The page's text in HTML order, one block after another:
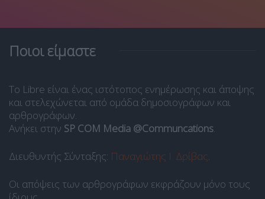
Ποιοι είμαστε
Το Libre είναι ένας ιστότοπος ενημέρωσης και άποψης
και στελεχώνεται από ομάδα δημοσιογράφων και
αρθρογράφων.
Ανήκει στην SP COM Media @Communcations
Διευθυντής Σύνταξης: Παναγιώτης Ι. Δρίβας
Οι απόψεις των αρθρογράφων εκφράζουν μόνο τους